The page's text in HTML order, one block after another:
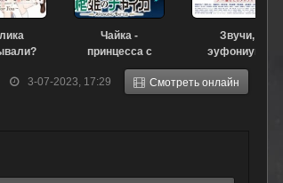
3-07-2023, 17:29 Смотреть онлайн
Чайка -
принцесса с
гробом [ТВ-1]
(2014)
Звучи,
эуфониум!
Пусть мелодия
дойдёт до тебя